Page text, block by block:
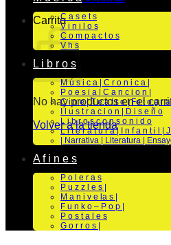
Carrito
No hay productos en el
Volver a la tienda
C a s e t s
V i n i l o s
C o m p a c t o s
V h s
L i b r o s
M ú s i c a | C r o n i c a |
P o e s i a | C a n c i o n |
C i n e | T e a t r o | Fo t o g r
I l u s t r a c i o n | D i s e ñ o
L i b r o s c o n s o n i d o
L i t e r a t u r a | I n f a n t i l | J
| Narrativa | Literatura |
A f i n e s
P o l e r a s
P u z z l e s |
M a n i v e la s |
F u n k o – P o p |
P o s t a l e s
G o r r o s |